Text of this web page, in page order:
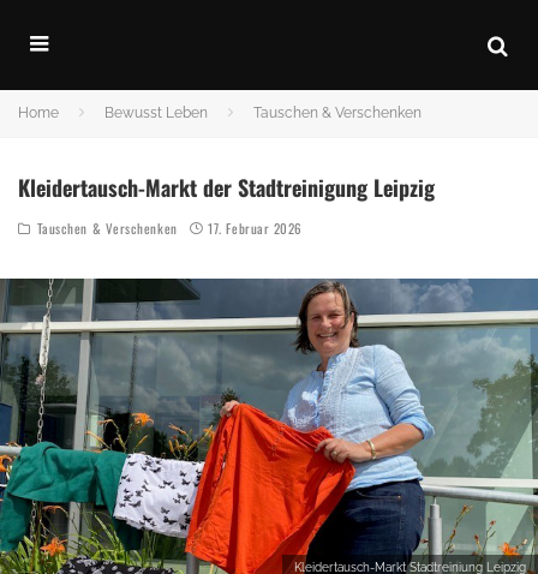
Home Bewusst Leben Tauschen & Verschenken
Kleidertausch-Markt der Stadtreinigung Leipzig
Tauschen & Verschenken 17. Februar 2026
Kleidertausch-Markt Stadtreiniung Leipzig